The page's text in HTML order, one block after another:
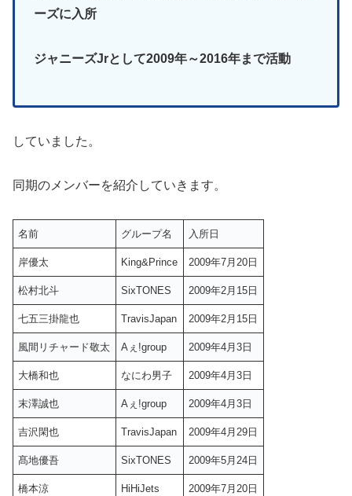
ーズに入所
ジャニーズJrとして2009年～2016年まで活動
していました。
同期のメンバーを紹介していきます。
名前 グループ名 入所日
岸優太 King&Prince 2009年7月20日
松村北斗 SixTONES 2009年2月15日
七五三掛龍也 TravisJapan 2009年2月15日
風間リチャード敬太 Aぇ!group 2009年4月3日
大橋和也 なにわ男子 2009年4月3日
末澤誠也 Aぇ!group 2009年4月3日
吉沢閑也 TravisJapan 2009年4月29日
髙地優吾 SixTONES 2009年5月24日
橋本涼 HiHiJets 2009年7月20日